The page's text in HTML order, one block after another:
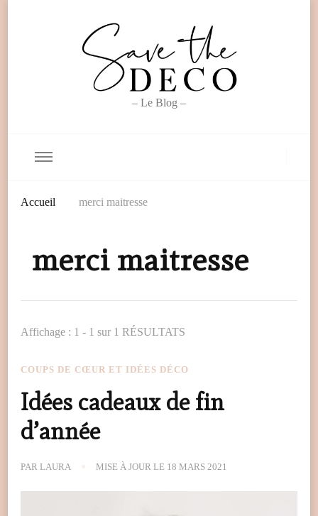
– Le Blog –
Accueil merci maitresse
merci maitresse
Affichage : 1 - 1 sur 1 RÉSULTATS
COUPS DE CŒUR ET IDÉES DÉCO
Idées cadeaux de fin
d’année
PAR LAURA MISE À JOUR LE 18 MARS 2021